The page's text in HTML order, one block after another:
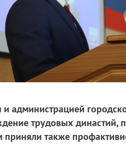
администрацией
трудовых династий,
также